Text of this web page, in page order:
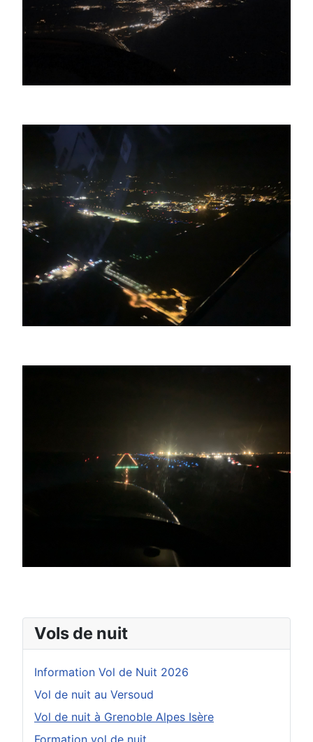
Vols de nuit
Information Vol de Nuit 2026
Vol de nuit au Versoud
Vol de nuit à Grenoble Alpes Isère